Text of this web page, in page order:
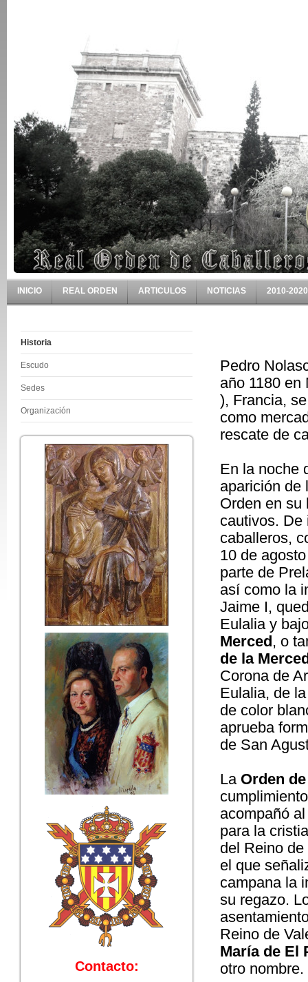
INICIO REAL ORDEN ARTICULOS NOTICIAS 2010-2020
Historia
Escudo
Sedes
Organización
Contacto:
Pedro
año 1180 en
), Francia,
como
rescate de
En la noche
aparición de
Orden en su
cautivos. De
caballeros,
10 de
parte de
así como la
Jaime I,
Eulalia y
Merced, o
de la
Corona de
Eulalia, de
de color
aprueba
de San
La Orden
acompañó
para la
del Reino
el que
campana la
su regazo.
Reino de
María de El
otro nombre.